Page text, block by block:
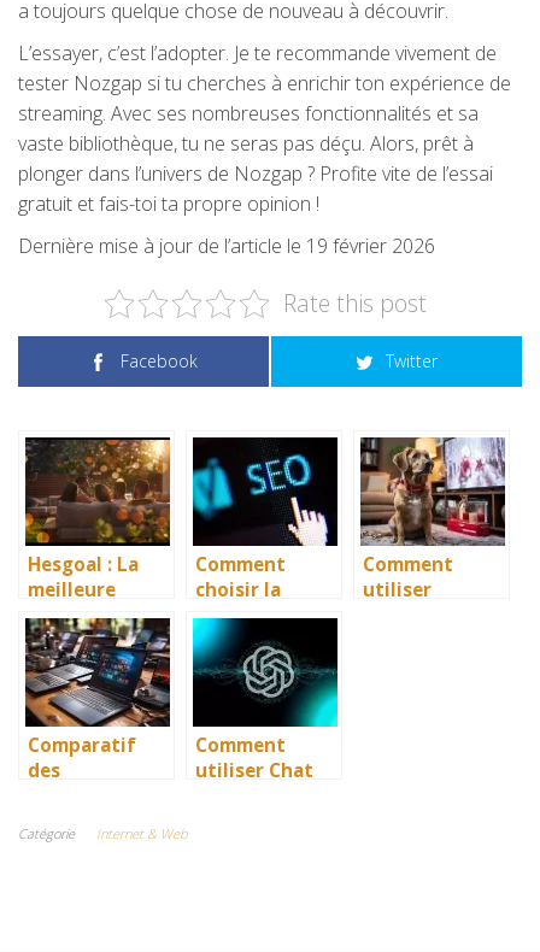
a toujours quelque chose de nouveau à découvrir.
L’essayer, c’est l’adopter. Je te recommande vivement de
tester Nozgap si tu cherches à enrichir ton expérience de
streaming. Avec ses nombreuses fonctionnalités et sa
vaste bibliothèque, tu ne seras pas déçu. Alors, prêt à
plonger dans l’univers de Nozgap ? Profite vite de l’essai
gratuit et fais-toi ta propre opinion !
Dernière mise à jour de l’article le 19 février 2026
Rate this post
Facebook Twitter
Hesgoal : La
meilleure
plateforme de
streaming foot
TV en direct
Comment
choisir la
bonne
plateforme de
Netlinking
pour son SEO ?
Comment
utiliser
Comparatif
des
direct : Twitch,
Comment
utiliser Chat
Catégorie Internet & Web